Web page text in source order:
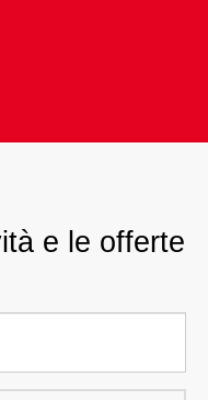
e le offerte